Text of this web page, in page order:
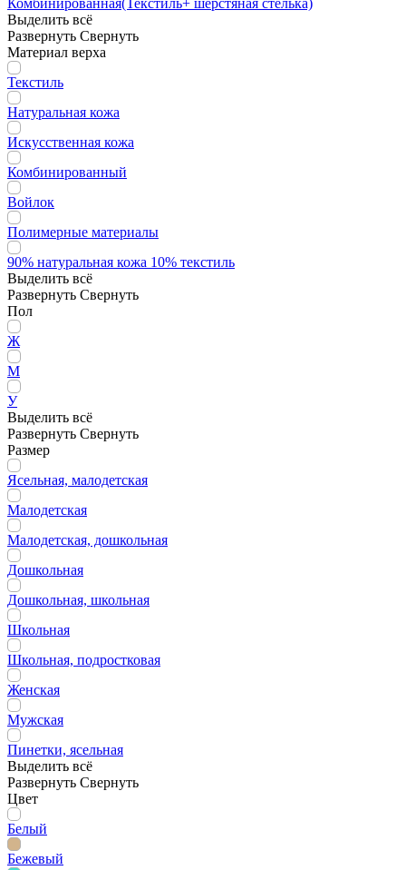
Комбинированная(Текстиль+ шерстяная стелька)
Выделить всё
Развернуть Свернуть
Материал верха
Текстиль
Натуральная кожа
Искусственная кожа
Комбинированный
Войлок
Полимерные материалы
90% натуральная кожа 10% текстиль
Выделить всё
Развернуть Свернуть
Пол
Ж
М
У
Выделить всё
Развернуть Свернуть
Размер
Ясельная, малодетская
Малодетская
Малодетская, дошкольная
Дошкольная
Дошкольная, школьная
Школьная
Школьная, подростковая
Женская
Мужская
Пинетки, ясельная
Выделить всё
Развернуть Свернуть
Цвет
Белый
Бежевый